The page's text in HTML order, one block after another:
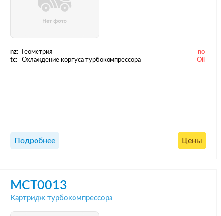
nz: Геометрия
no
tc:
Охлаждение корпуса турбокомпрессора Oil
Подробнее Цены
MCT0013
Картридж турбокомпрессора